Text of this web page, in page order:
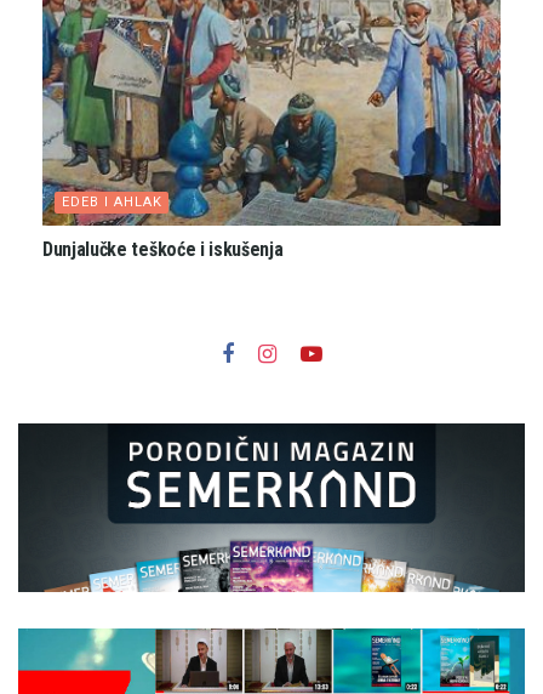
EDEB I AHLAK
Dunjalučke teškoće i iskušenja